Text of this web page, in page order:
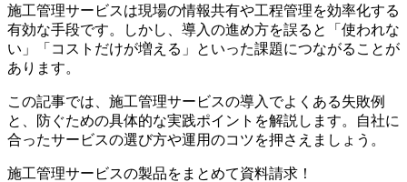
施工管理サービスは現場の情報共有や工程管理を効率化する
有効な手段です。しかし、導入の進め方を誤ると「使われな
い」「コストだけが増える」といった課題につながることが
あります。
この記事では、施工管理サービスの導入でよくある失敗例
と、防ぐための具体的な実践ポイントを解説します。自社に
合ったサービスの選び方や運用のコツを押さえましょう。
施工管理サービスの製品をまとめて資料請求！